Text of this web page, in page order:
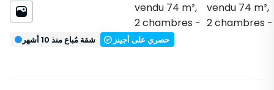
شقة مُباع منذ 10 أشهر حصري على أجينز